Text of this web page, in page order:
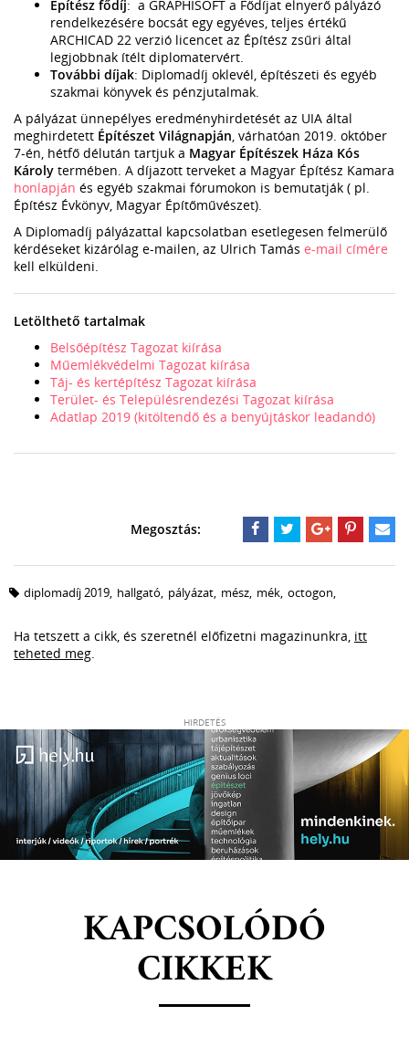
Építész fődíj: a GRAPHISOFT a Fődíjat elnyerő pályázó
rendelkezésére bocsát egy egyéves, teljes értékű
ARCHICAD 22 verzió licencet az Építész zsűri által
legjobbnak ítélt diplomatervért.
További díjak: Diplomadíj oklevél, építészeti és egyéb
szakmai könyvek és pénzjutalmak.
A pályázat ünnepélyes eredményhirdetését az UIA által
meghirdetett Építészet Világnapján, várhatóan 2019. október
7-én, hétfő délután tartjuk a Magyar Építészek Háza Kós
Károly termében. A díjazott terveket a Magyar Építész Kamara
honlapján és egyéb szakmai fórumokon is bemutatják ( pl.
Építész Évkönyv, Magyar Építőművészet).
A Diplomadíj pályázattal kapcsolatban esetlegesen felmerülő
kérdéseket kizárólag e-mailen, az Ulrich Tamás e-mail címére
kell elküldeni.
Letölthető tartalmak
Belsőépítész Tagozat kiírása
Műemlékvédelmi Tagozat kiírása
Táj- és kertépítész Tagozat kiírása
Terület- és Településrendezési Tagozat kiírása
Adatlap 2019 (kitöltendő és a benyújtáskor leadandó)
diplomadíj 2019, hallgató, pályázat, mész, mék, octogon,
Ha tetszett a cikk, és szeretnél előfizetni magazinunkra, itt
teheted meg.
HIRDETÉS
KAPCSOLÓDÓ
CIKKEK